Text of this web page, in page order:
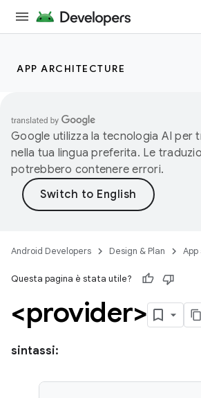
APP ARCHITECTURE
Google utilizza la tecnologia AI per
nella tua lingua preferita. Le
potrebbero contenere errori.
Android Developers Design & Plan
Questa pagina è stata utile?
<provider>
sintassi: